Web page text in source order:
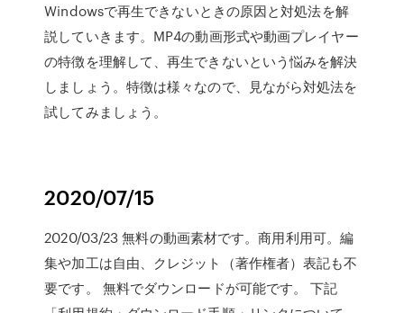
Windowsで再生できないときの原因と対処法を解
説していきます。MP4の動画形式や動画プレイヤー
の特徴を理解して、再生できないという悩みを解決
しましょう。特徴は様々なので、見ながら対処法を
試してみましょう。
2020/07/15
2020/03/23 無料の動画素材です。商用利用可。編
集や加工は自由、クレジット（著作権者）表記も不
要です。 無料でダウンロードが可能です。 下記